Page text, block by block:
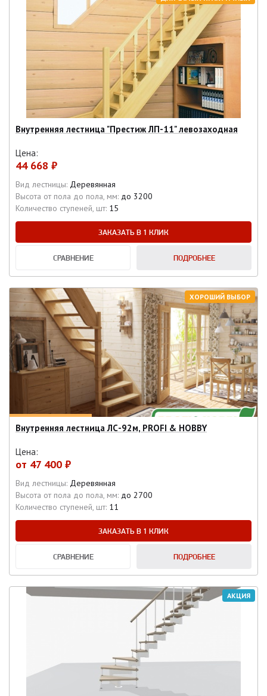
Внутренняя лестница "Престиж ЛП-11" левозаходная
Цена:
44 668 ₽
Вид лестницы: Деревянная
Высота от пола до пола, мм: до 3200
Количество ступеней, шт: 15
ЗАКАЗАТЬ В 1 КЛИК
СРАВНЕНИЕ ПОДРОБНЕЕ
ХОРОШИЙ ВЫБОР
Внутренняя лестница ЛС-92м, PROFI & HOBBY
Цена:
от 47 400 ₽
Вид лестницы: Деревянная
Высота от пола до пола, мм: до 2700
Количество ступеней, шт: 11
ЗАКАЗАТЬ В 1 КЛИК
СРАВНЕНИЕ ПОДРОБНЕЕ
АКЦИЯ